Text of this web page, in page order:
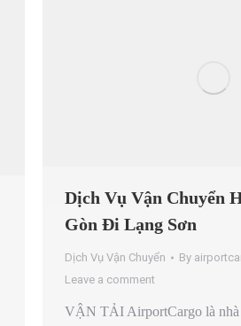
Dịch Vụ Vận Chuyển
Gòn Đi Lạng Sơn
Dịch Vụ Vận Chuyển By
Leave a comment
VẬN TẢI AirportCargo là nhà